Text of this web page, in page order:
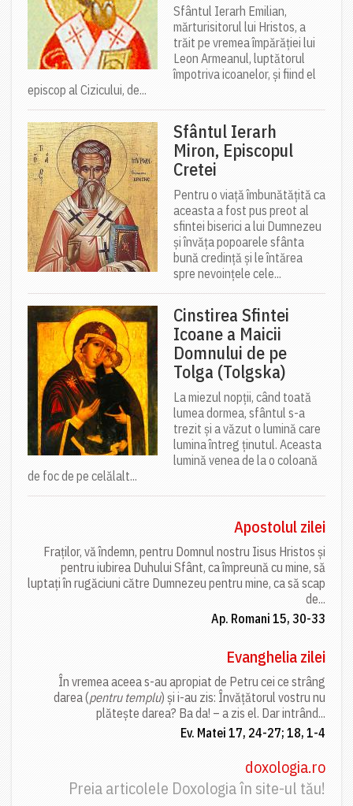
Sfântul Ierarh Emilian,
mărturisitorul lui Hristos, a
trăit pe vremea împărăției lui
Leon Armeanul, luptătorul
împotriva icoanelor, și fiind el
episcop al Cizicului, de...
Sfântul Ierarh
Miron, Episcopul
Cretei
Pentru o viață îmbunătățită ca
aceasta a fost pus preot al
sfintei biserici a lui Dumnezeu
și învăța popoarele sfânta
bună credință și le întărea
spre nevoințele cele...
Cinstirea Sfintei
Icoane a Maicii
Domnului de pe
Tolga (Tolgska)
La miezul nopții, când toată
lumea dormea, sfântul s-a
trezit și a văzut o lumină care
lumina întreg ținutul. Aceasta
lumină venea de la o coloană
de foc de pe celălalt...
Apostolul zilei
Fraților, vă îndemn, pentru Domnul nostru Iisus Hristos și
pentru iubirea Duhului Sfânt, ca împreună cu mine, să
luptați în rugăciuni către Dumnezeu pentru mine, ca să scap
de...
Ap. Romani 15, 30-33
Evanghelia zilei
În vremea aceea s-au apropiat de Petru cei ce strâng
darea (pentru templu) și i-au zis: Învățătorul vostru nu
plătește darea? Ba da! – a zis el. Dar intrând...
Ev. Matei 17, 24-27; 18, 1-4
doxologia.ro
Preia articolele Doxologia în site-ul tău!